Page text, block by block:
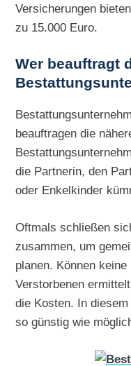
Versicherungen
zu 15.000 Euro.
Wer beauftragt
beauftragen die
die Partnerin, den
oder Enkelkinder
Oftmals schließen
zusammen, um
planen. Können
Verstorbenen
die Kosten. In
so günstig wie